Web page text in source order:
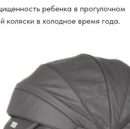
ребенка в прогулочном
коляски в холодное время года.